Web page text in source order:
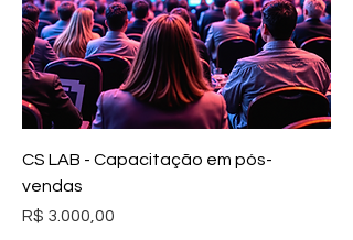
CS LAB - Capacitação em pós-
vendas
Preço
R$ 3.000,00